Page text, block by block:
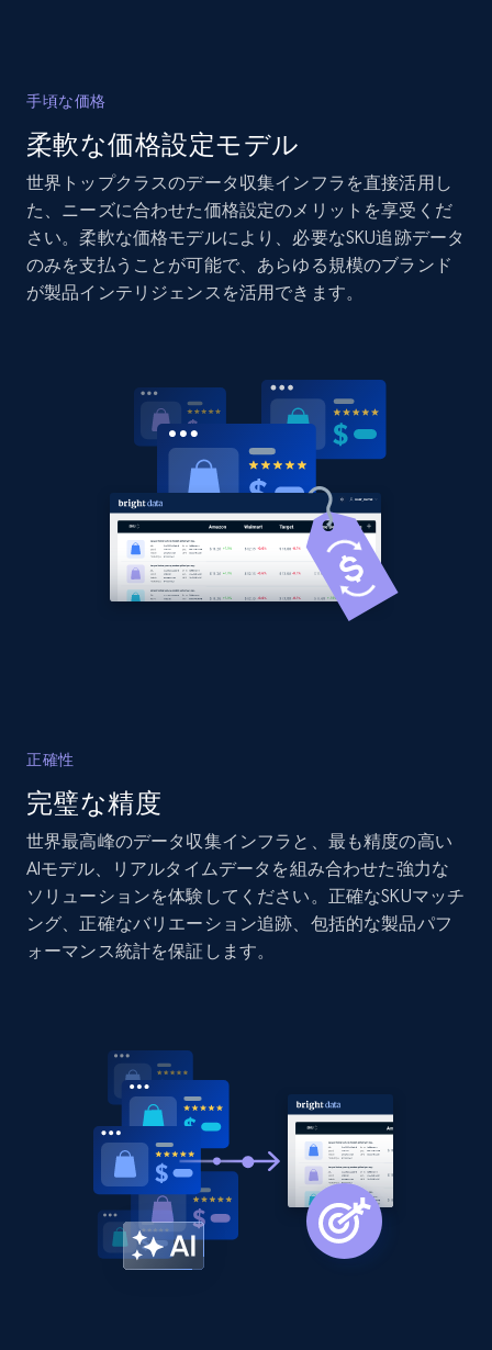
Amazon products global dataset - Collect
Amazon products by seller URL
Title, Seller name, Brand, Description, Initial
price, Currency, Availability, Reviews count, and
more.
Amazon products global dataset - Collect
products from Brands URLs
Title, Seller name, Brand, Description, Initial
price, Currency, Availability, Reviews count, and
Home Depot US
Sku, Product id, Product name, Manufacturer,
and more.
2.1K+ 353+ 今すぐ始める
URL, Domain, Country code, Model number,
Sku, Product id, Product name, Manufacturer,
and more.
2.1K+ 353+ 今すぐ始める
Home Depot US - Discover products by
手頃な価格
柔軟な価格設定モデル
世界トップクラスのデータ収集インフラを直接活用し
た、ニーズに合わせた価格設定のメリットを享受くだ
さい。柔軟な価格モデルにより、必要なSKU追跡データ
のみを支払うことが可能で、あらゆる規模のブランド
が製品インテリジェンスを活用できます。
正確性
完璧な精度
世界最高峰のデータ収集インフラと、最も精度の高い
AIモデル、リアルタイムデータを組み合わせた強力な
ソリューションを体験してください。正確なSKUマッチ
ング、正確なバリエーション追跡、包括的な製品パフ
ォーマンス統計を保証します。